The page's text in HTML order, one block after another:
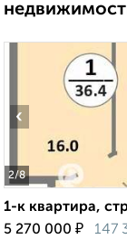
2/8
‹
1-к квартира,
5 270 000 ₽ 147